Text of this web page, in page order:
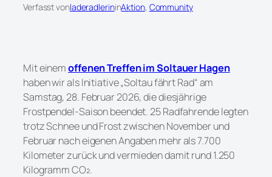
Verfasst vonladeradlerininAktion, Community
Mit einemoffenen Treffen im Soltauer Hagen
haben wir als Initiative „Soltau fährt Rad“ am
Samstag, 28. Februar 2026, die diesjährige
Frostpendel-Saison beendet. 25 Radfahrende legten
trotz Schnee und Frost zwischen November und
Februar nach eigenen Angaben mehr als 7.700
Kilometer zurück und vermieden damit rund 1.250
Kilogramm CO₂.